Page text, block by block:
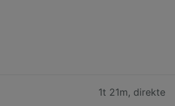
1t 21m, direkte